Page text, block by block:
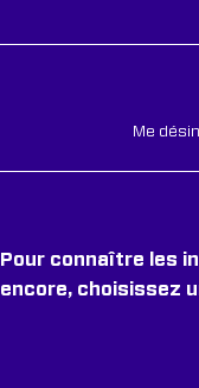
Me
Pour connaître les
encore, choisissez